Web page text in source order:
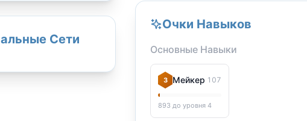
Сети
Очки Навыков
Основные Навыки
3 Мейкер 107
893 до уровня 4